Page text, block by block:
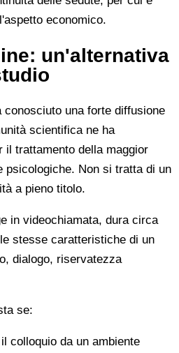
economico.
un'alternativa
conosciuto una forte diffusione
scientifica ne ha
il trattamento della maggior
psicologiche. Non si tratta di un
a pieno titolo.
in videochiamata, dura circa
stesse caratteristiche di un
dialogo, riservatezza
se:
colloquio da un ambiente